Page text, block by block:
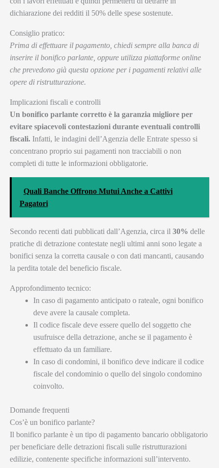
dichiarazione dei redditi il 50% delle spese sostenute.
Consiglio pratico:
Prima di effettuare il pagamento, chiedi sempre alla banca di
inserire il bonifico parlante, oppure utilizza piattaforme online
che prevedono già questa opzione per i pagamenti relativi alle
opere di ristrutturazione.
Implicazioni fiscali e controlli
Un bonifico parlante corretto è la garanzia migliore per
evitare spiacevoli contestazioni durante eventuali controlli
fiscali. Infatti, le indagini dell’Agenzia delle Entrate spesso si
concentrano proprio sui pagamenti non tracciabili o non
completi di tutte le informazioni obbligatorie.
Quali Banche Offrono Mutui Anche a Cattivi
Pagatori
Secondo recenti dati pubblicati dall’Agenzia, circa il 30% delle
pratiche di detrazione contestate negli ultimi anni sono legate a
bonifici senza la corretta causale o con dati mancanti, causando
la perdita totale del beneficio fiscale.
Approfondimento tecnico:
In caso di pagamento anticipato o rateale, ogni bonifico
deve avere la causale completa.
Il codice fiscale deve essere quello del soggetto che
usufruisce della detrazione, anche se il pagamento è
effettuato da un familiare.
In caso di condomini, il bonifico deve indicare il codice
fiscale del condominio o quello del singolo condomino
coinvolto.
Domande frequenti
Cos’è un bonifico parlante?
Il bonifico parlante è un tipo di pagamento bancario obbligatorio
per beneficiare delle detrazioni fiscali sulle ristrutturazioni
edilizie, contenente specifiche informazioni sull’intervento.